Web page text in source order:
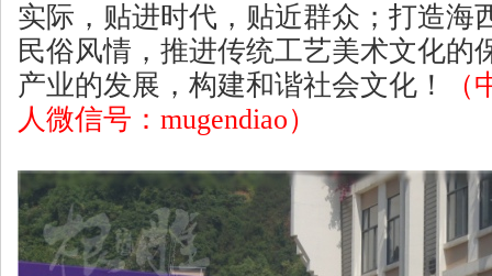
实际，贴进时代，贴近群众；打造海
民俗风情，推进传统工艺美术文化的
产业的发展，构建和谐社会文化！
人微信号：mugendiao）